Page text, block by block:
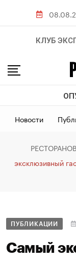
КЛУБ
Новости
эксклюзивный
ПУБЛИКАЦИИ
Самый